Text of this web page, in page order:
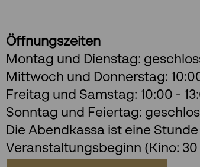
Öffnungszeiten
Montag und Dienstag:
Mittwoch und Donnerstag:
Freitag und Samstag: 10:00 -
Sonntag und Feiertag:
Die Abendkassa ist eine
Veranstaltungsbeginn (Kino: